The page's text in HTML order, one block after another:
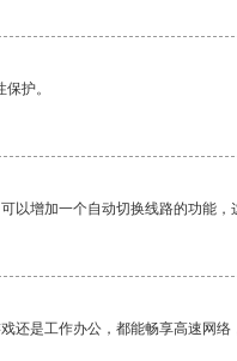
护。
增加一个自动切换线路的功能
还是工作办公，都能畅享高速网